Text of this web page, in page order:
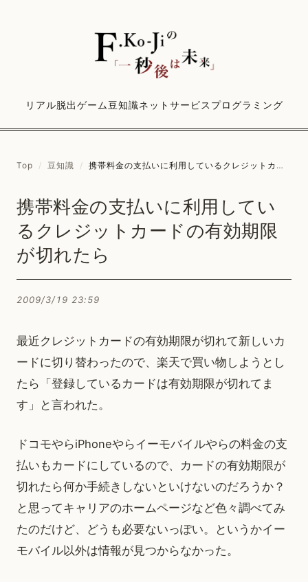
リアル脱出ゲーム豆知識ネットサービス プログラミング
Top / 豆知識 / 携帯料金の支払いに利用しているクレジットカードの有効期限が切れたら
携帯料金の支払いに利用してい
るクレジットカードの有効期限
が切れたら
2009/3/19 23:59
最近クレジットカードの有効期限が切れて新しいカ
ードに切り替わったので、楽天で買い物しようとし
たら「登録しているカードは有効期限が切れてま
す」と言われた。
ドコモやらiPhoneやらイーモバイルやらの料金の支
払いもカードにしているので、カードの有効期限が
切れたら何か手続きしないといけないのだろうか？
と思ってキャリアのホームページなど色々調べてみ
たのだけど、どうも必要ないっぽい。というかイー
モバイル以外は情報が見つからなかった。